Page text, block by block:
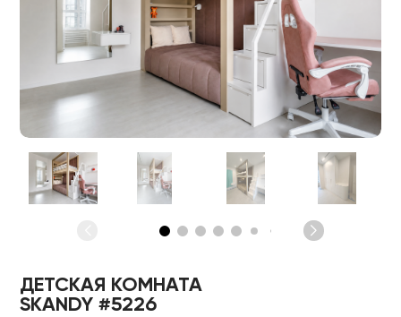
ДЕТСКАЯ КОМНАТА
SKANDY #5226